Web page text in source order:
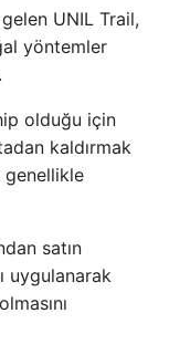
UNIL Trail,
yöntemler
olduğu için
kaldırmak
genellikle
satın
uygulanarak